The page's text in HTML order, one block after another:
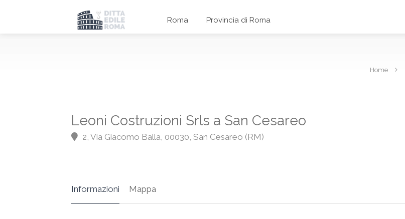
Roma Provincia di Roma
Home
Leoni Costruzioni Srls a San Cesareo
2, Via Giacomo Balla, 00030, San Cesareo (RM)
Informazioni Mappa